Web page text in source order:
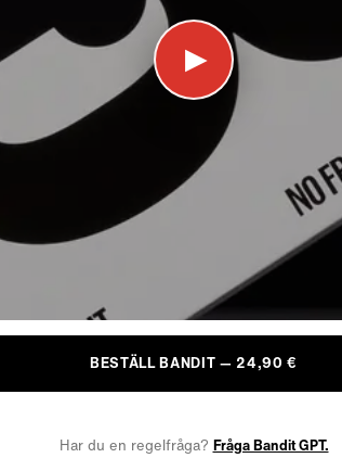
▶
BESTÄLL BANDIT — 24,90 €
Har du en regelfråga? Fråga Bandit GPT.